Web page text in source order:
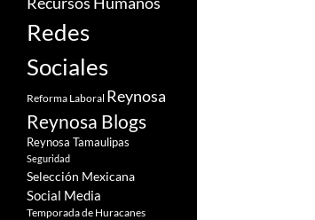
Redes
Sociales
Reforma Laboral Reynosa
Reynosa Blogs
Reynosa Tamaulipas
Seguridad
Selección Mexicana
Social Media
Temporada de Huracanes